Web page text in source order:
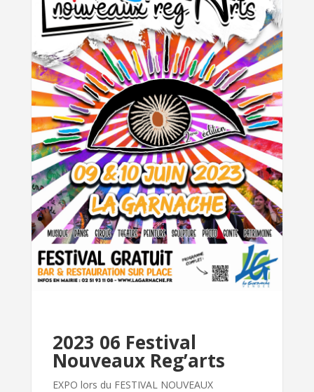
2023 06 Festival
Nouveaux Reg’arts
EXPO lors du FESTIVAL NOUVEAUX